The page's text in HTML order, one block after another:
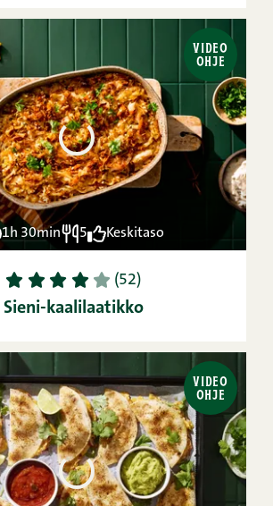
VIDEO
OHJE
1h 30min 5 Keskitaso
1 2 3 4 5 (52)
Sieni-kaalilaatikko
VIDEO
OHJE